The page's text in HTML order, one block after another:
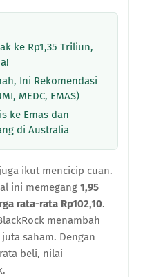
ke Rp1,35 Triliun,
Ini Rekomendasi
MEDC, EMAS)
ke Emas dan
di Australia
juga ikut mencicip cuan.
ini memegang 1,95
rata-rata Rp102,10.
menambah
saham. Dengan
beli, nilai